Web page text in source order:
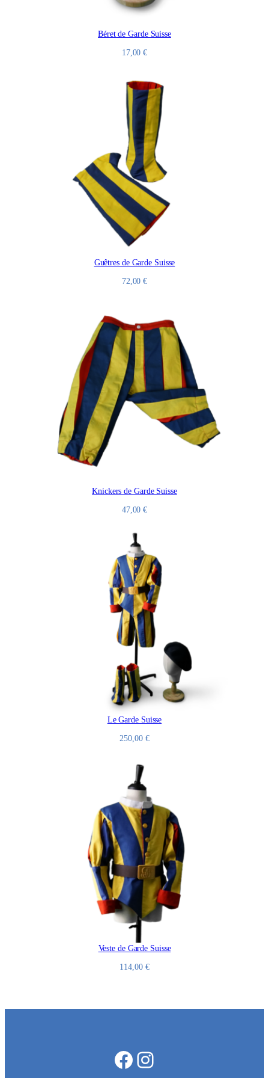
Béret de Garde Suisse
17,00€
Guêtres de Garde Suisse
72,00€
Knickers de Garde Suisse
47,00€
Le Garde Suisse
250,00 €
Veste de Garde Suisse
114,00 €
Facebook
Instagram